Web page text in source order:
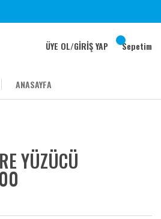
ÜYE OL/GİRİŞ YAP Sepetim
ANASAYFA
YÜZÜCÜ